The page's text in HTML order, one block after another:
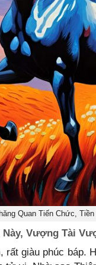
Quan Tiến Chức,
Vượng Tài
rất giàu phúc báp.